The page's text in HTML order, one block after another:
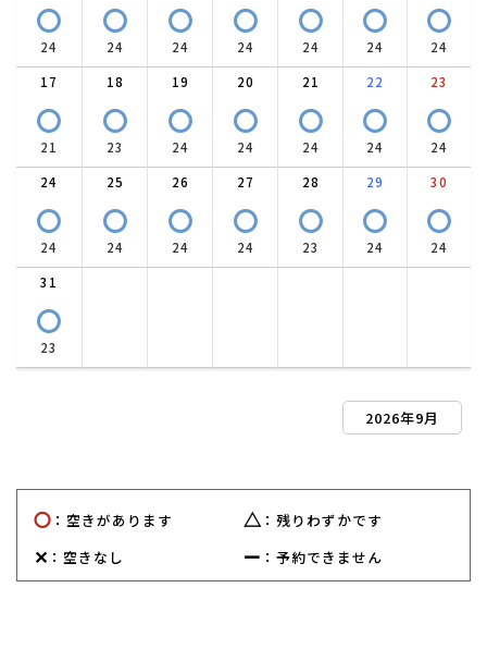
〇
24
〇
24
〇
24
〇
24
〇
24
〇
24
〇
24
17
〇
21
18
〇
23
19
〇
24
20
〇
24
21
〇
24
22
〇
24
23
〇
24
24
〇
24
25
〇
24
26
〇
24
27
〇
24
28
〇
23
29
〇
24
30
〇
24
31
〇
23
2026年9月
〇 ：空きがあります △ ：残りわずかです
✕ ：空きなし ー ：予約できません